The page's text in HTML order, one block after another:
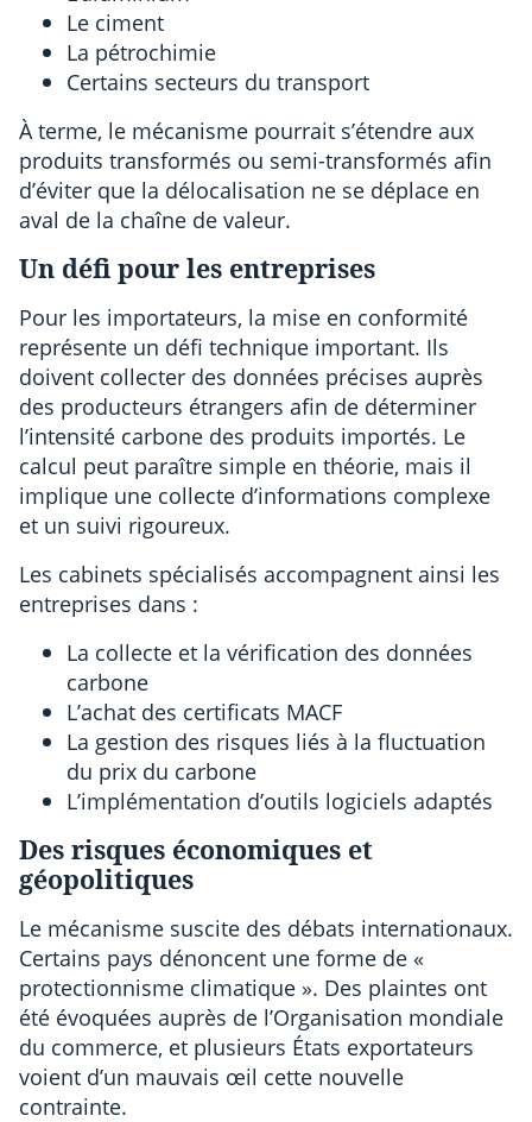
Le ciment
La pétrochimie
Certains secteurs du transport
À terme, le mécanisme pourrait s’étendre aux
produits transformés ou semi-transformés afin
d’éviter que la délocalisation ne se déplace en
aval de la chaîne de valeur.
Un défi pour les entreprises
Pour les importateurs, la mise en conformité
représente un défi technique important. Ils
doivent collecter des données précises auprès
des producteurs étrangers afin de déterminer
l’intensité carbone des produits importés. Le
calcul peut paraître simple en théorie, mais il
implique une collecte d’informations complexe
et un suivi rigoureux.
Les cabinets spécialisés accompagnent ainsi les
entreprises dans :
La collecte et la vérification des données
carbone
L’achat des certificats MACF
La gestion des risques liés à la fluctuation
du prix du carbone
L’implémentation d’outils logiciels adaptés
Des risques économiques et
géopolitiques
Le mécanisme suscite des débats internationaux.
Certains pays dénoncent une forme de «
protectionnisme climatique ». Des plaintes ont
été évoquées auprès de l’Organisation mondiale
du commerce, et plusieurs États exportateurs
voient d’un mauvais œil cette nouvelle
contrainte.